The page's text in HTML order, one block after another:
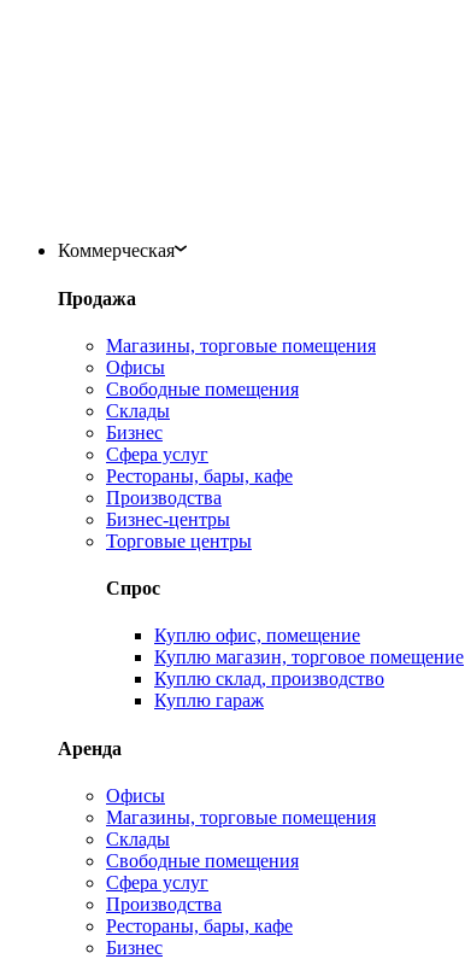
Коммерческая
Продажа
Магазины, торговые помещения
Офисы
Свободные помещения
Склады
Бизнес
Сфера услуг
Рестораны, бары, кафе
Производства
Бизнес-центры
Торговые центры
Спрос
Куплю офис, помещение
Куплю магазин, торговое помещение
Куплю склад, производство
Куплю гараж
Аренда
Офисы
Магазины, торговые помещения
Склады
Свободные помещения
Сфера услуг
Производства
Рестораны, бары, кафе
Бизнес